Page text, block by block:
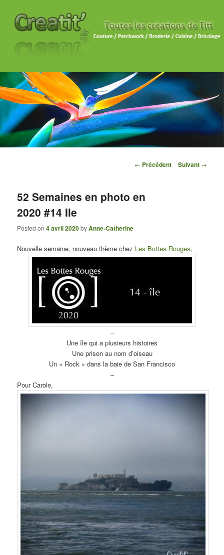
Navigation des articles
← Précédent Suivant →
52 Semaines en photo en
2020 #14 Ile
Posted on4 avril 2020byAnne-Catherine
Nouvelle semaine, nouveau thème chez Les Bottes Rouges,
–
Une île qui a plusieurs histoires
Une prison au nom d’oiseau
Un « Rock » dans la baie de San Francisco
–
Pour Carole,